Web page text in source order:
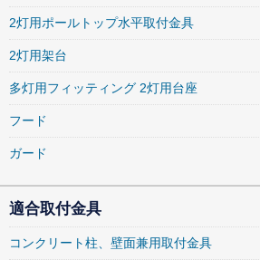
2灯用ポールトップ水平取付金具
2灯用架台
多灯用フィッティング 2灯用台座
フード
ガード
適合取付金具
コンクリート柱、壁面兼用取付金具